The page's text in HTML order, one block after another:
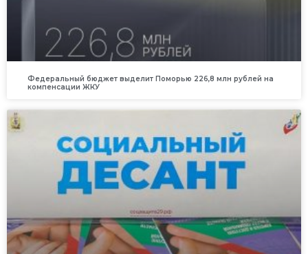
Федеральный бюджет выделит Поморью 226,8 млн рублей на
компенсации ЖКУ